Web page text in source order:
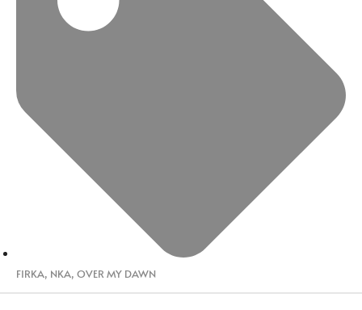
FIRKA, NKA, OVER MY DAWN